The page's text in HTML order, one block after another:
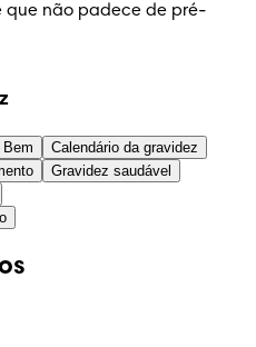
que não padece de pré-
Bem
Calendário da gravidez
Gravidez saudável